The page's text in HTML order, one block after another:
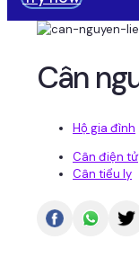
Cân
Hộ gia đình
Cân điện tử
Cân tiểu ly